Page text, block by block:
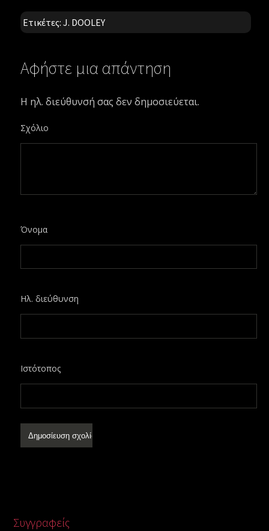
Ετικέτες:J. DOOLEY
Αφήστε μια απάντηση
Η ηλ. διεύθυνσή σας δεν δημοσιεύεται.
Σχόλιο
Όνομα
Ηλ. διεύθυνση
Ιστότοπος
Συγγραφείς